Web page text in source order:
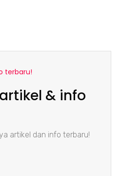
terbaru!
& info
artikel dan info terbaru!